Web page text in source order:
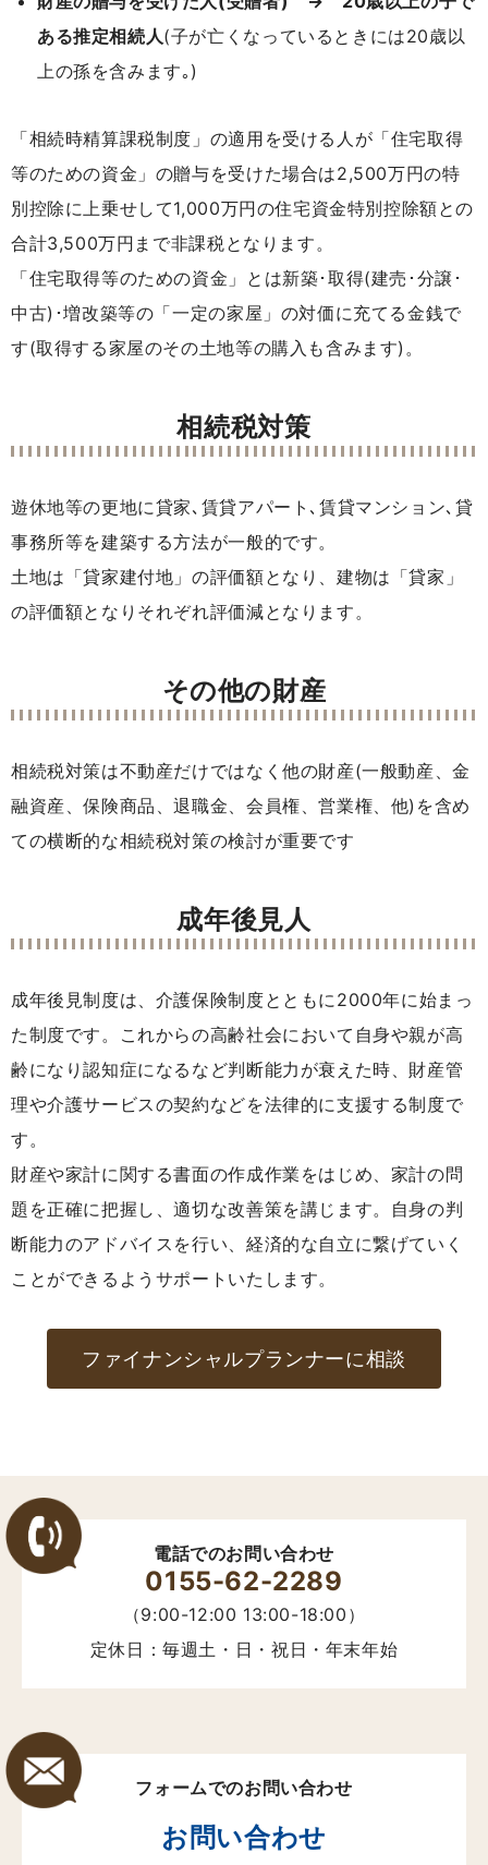
ある推定相続人(子が亡くなっているときには20歳以
上の孫を含みます｡)
「相続時精算課税制度」の適用を受ける人が「住宅取得
等のための資金」の贈与を受けた場合は2,500万円の特
別控除に上乗せして1,000万円の住宅資金特別控除額との
合計3,500万円まで非課税となります。
「住宅取得等のための資金」とは新築･取得(建売･分譲･
中古)･増改築等の「一定の家屋」の対価に充てる金銭で
す(取得する家屋のその土地等の購入も含みます)。
相続税対策
遊休地等の更地に貸家､賃貸アパート､賃貸マンション､貸
事務所等を建築する方法が一般的です。
土地は「貸家建付地」の評価額となり、建物は「貸家」
の評価額となりそれぞれ評価減となります。
その他の財産
相続税対策は不動産だけではなく他の財産(一般動産、金
融資産、保険商品、退職金、会員権、営業権、他)を含め
ての横断的な相続税対策の検討が重要です
成年後見人
成年後見制度は、介護保険制度とともに2000年に始まっ
た制度です。これからの高齢社会において自身や親が高
齢になり認知症になるなど判断能力が衰えた時、財産管
理や介護サービスの契約などを法律的に支援する制度で
す。
財産や家計に関する書面の作成作業をはじめ、家計の問
題を正確に把握し、適切な改善策を講じます。自身の判
断能力のアドバイスを行い、経済的な自立に繋げていく
ことができるようサポートいたします。
ファイナンシャルプランナーに相談
電話でのお問い合わせ
0155-62-2289
（9:00-12:00 13:00-18:00）
定休日：毎週土・日・祝日・年末年始
フォームでのお問い合わせ
お問い合わせ